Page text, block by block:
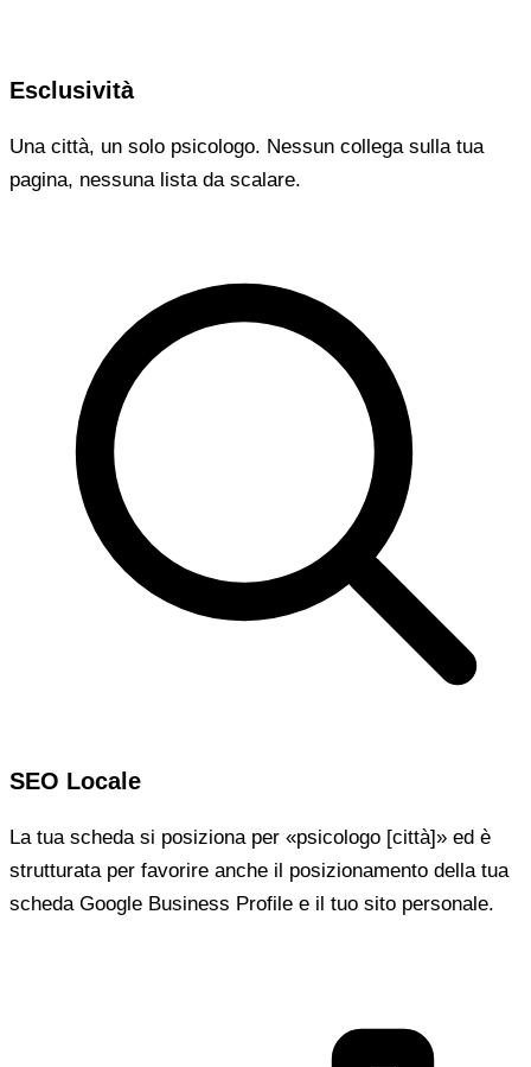
Esclusività
Una città, un solo psicologo. Nessun collega sulla tua
pagina, nessuna lista da scalare.
SEO Locale
La tua scheda si posiziona per «psicologo [città]» ed è
strutturata per favorire anche il posizionamento della tua
scheda Google Business Profile e il tuo sito personale.